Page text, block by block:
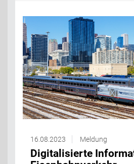
16.08.2023 Meldung
Digitalisierte